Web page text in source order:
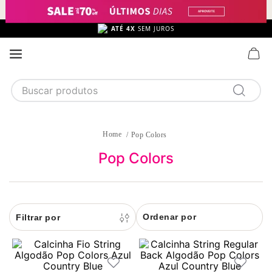
FRETE GRÁTIS
Buscar produtos
5
sutiã calcinha
algodão
7
pijama
Pop Colors
Pop Colors
Ordenar por